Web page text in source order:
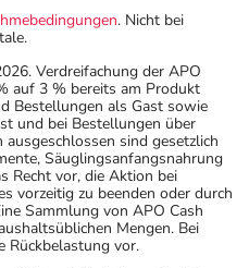
. Nicht bei
Verdreifachung der APO
auf 3 % bereits am Produkt
Bestellungen als Gast sowie
und bei Bestellungen über
sind gesetzlich
Säuglingsanfangsnahrung
Recht vor, die Aktion bei
vorzeitig zu beenden oder durch
Sammlung von APO Cash
Mengen. Bei
Rückbelastung vor.